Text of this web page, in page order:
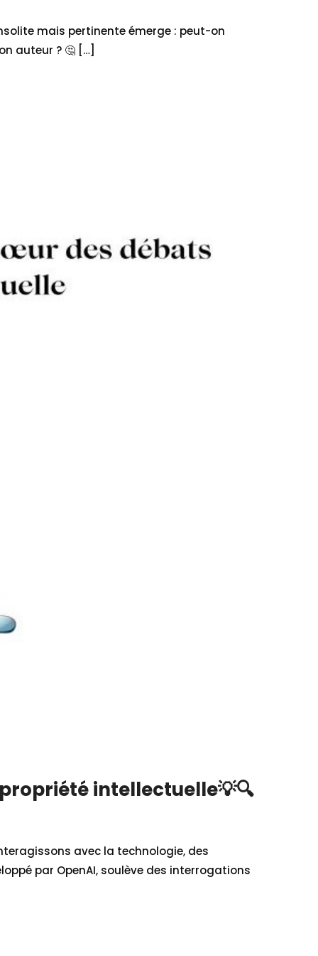
mais pertinente émerge : peut-on
auteur ? 🤔 […]
intellectuelle💡🔍
avec la technologie, des
par OpenAI, soulève des interrogations